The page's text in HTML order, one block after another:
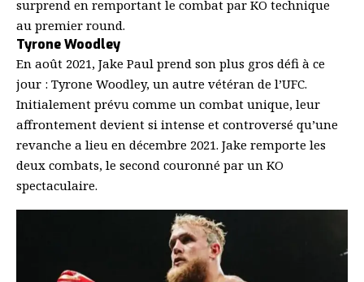
surprend en remportant le combat par KO technique
au premier round.
Tyrone Woodley
En août 2021, Jake Paul prend son plus gros défi à ce
jour : Tyrone Woodley, un autre vétéran de l’UFC.
Initialement prévu comme un combat unique, leur
affrontement devient si intense et controversé qu’une
revanche a lieu en décembre 2021. Jake remporte les
deux combats, le second couronné par un KO
spectaculaire.